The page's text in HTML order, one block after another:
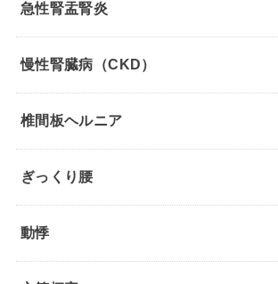
急性腎盂腎炎
慢性腎臓病（CKD）
椎間板ヘルニア
ぎっくり腰
動悸